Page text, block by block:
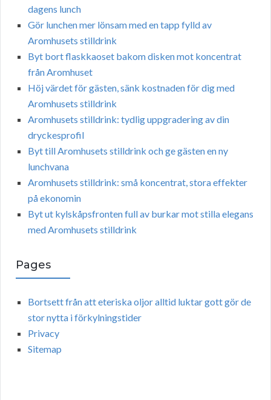
dagens lunch
Gör lunchen mer lönsam med en tapp fylld av
Aromhusets stilldrink
Byt bort flaskkaoset bakom disken mot koncentrat
från Aromhuset
Höj värdet för gästen, sänk kostnaden för dig med
Aromhusets stilldrink
Aromhusets stilldrink: tydlig uppgradering av din
dryckesprofil
Byt till Aromhusets stilldrink och ge gästen en ny
lunchvana
Aromhusets stilldrink: små koncentrat, stora effekter
på ekonomin
Byt ut kylskåpsfronten full av burkar mot stilla elegans
med Aromhusets stilldrink
Pages
Bortsett från att eteriska oljor alltid luktar gott gör de
stor nytta i förkylningstider
Privacy
Sitemap